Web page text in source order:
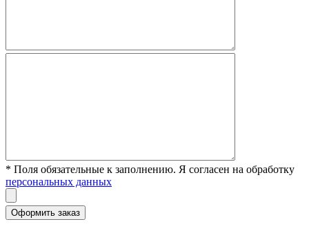
* Поля обязательные к заполнению. Я согласен на обработку
персональных данных